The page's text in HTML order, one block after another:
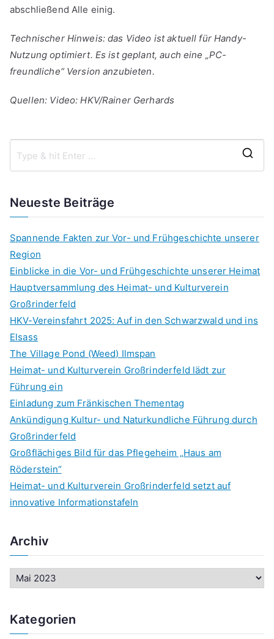
abschließend Alle einig.
Technischer Hinweis: das Video ist aktuell für Handy-
Nutzung optimiert. Es ist geplant, auch eine „PC-
freundliche“ Version anzubieten.
Quellen: Video: HKV/Rainer Gerhards
Neueste Beiträge
Spannende Fakten zur Vor- und Frühgeschichte unserer
Region
Einblicke in die Vor- und Frühgeschichte unserer Heimat
Hauptversammlung des Heimat- und Kulturverein
Großrinderfeld
HKV-Vereinsfahrt 2025: Auf in den Schwarzwald und ins
Elsass
The Village Pond (Weed) Ilmspan
Heimat- und Kulturverein Großrinderfeld lädt zur
Führung ein
Einladung zum Fränkischen Thementag
Ankündigung Kultur- und Naturkundliche Führung durch
Großrinderfeld
Großflächiges Bild für das Pflegeheim „Haus am
Röderstein“
Heimat- und Kulturverein Großrinderfeld setzt auf
innovative Informationstafeln
Archiv
h
Kategorien